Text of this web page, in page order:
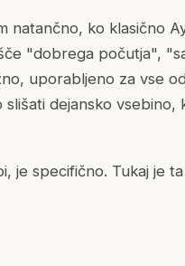
natančno, ko klasično
"dobrega počutja",
uporabljeno za vse
dejansko
je specifično. Tukaj je